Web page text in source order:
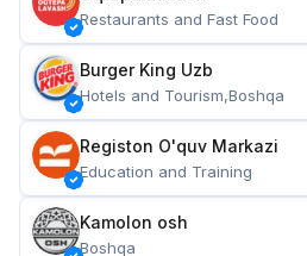
Restaurants and Fast Food
Burger King Uzb
Hotels and Tourism,Boshqa
Registon O'quv Markazi
Education and Training
Kamolon osh
Boshqa